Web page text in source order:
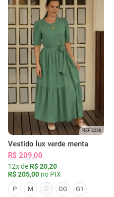
REF 2236
Vestido lux verde menta
R$ 209,00
12x de R$ 20,20
R$ 205,00 no PIX
P M G GG G1